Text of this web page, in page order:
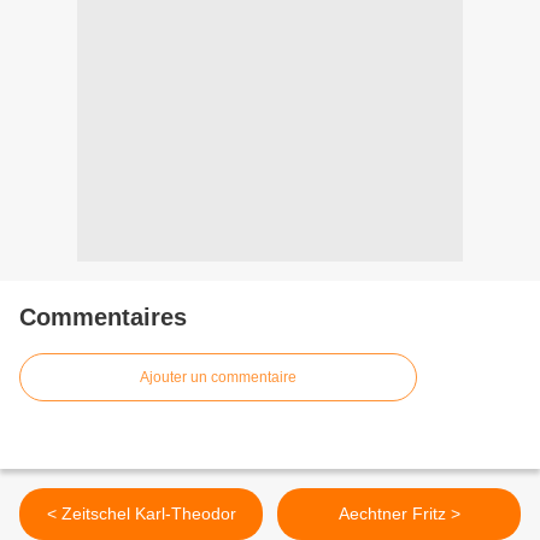
Commentaires
Ajouter un commentaire
< Zeitschel Karl-Theodor Aechtner Fritz >